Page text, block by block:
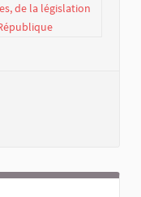
de la législation